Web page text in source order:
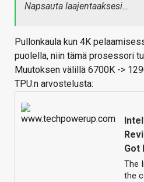
Napsauta laajentaaksesi…
Pullonkaula kun 4K
puolella, niin tämä prosessori
Muutoksen välillä 6700K ->
TPU:n arvostelusta:
Got
The
the